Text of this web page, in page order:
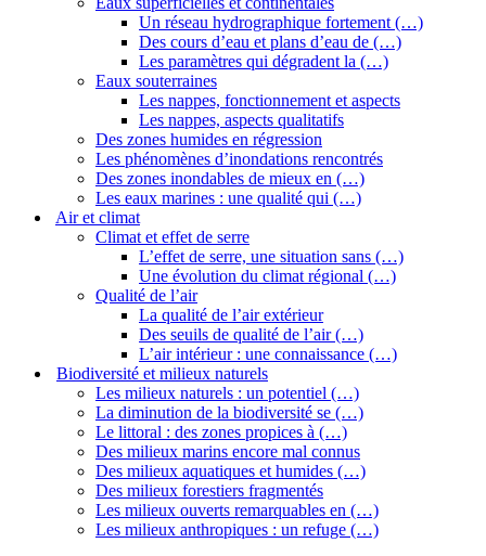
Un réseau hydrographique fortement (…)
Des cours d’eau et plans d’eau de (…)
Les paramètres qui dégradent la (…)
Eaux souterraines
Les nappes, fonctionnement et aspects
Les nappes, aspects qualitatifs
Des zones humides en régression
Les phénomènes d’inondations rencontrés
Des zones inondables de mieux en (…)
Les eaux marines : une qualité qui (…)
Air et climat
Climat et effet de serre
L’effet de serre, une situation sans (…)
Une évolution du climat régional (…)
Qualité de l’air
La qualité de l’air extérieur
Des seuils de qualité de l’air (…)
L’air intérieur : une connaissance (…)
Biodiversité et milieux naturels
Les milieux naturels : un potentiel (…)
La diminution de la biodiversité se (…)
Le littoral : des zones propices à (…)
Des milieux marins encore mal connus
Des milieux aquatiques et humides (…)
Des milieux forestiers fragmentés
Les milieux ouverts remarquables en (…)
Les milieux anthropiques : un refuge (…)